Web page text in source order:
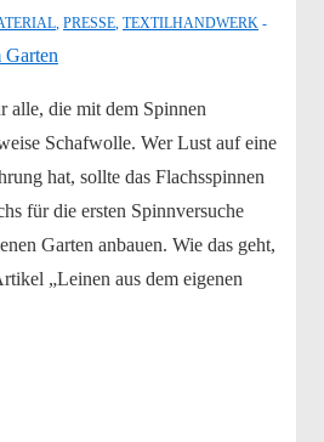
, PRESSE, TEXTILHANDWERK
alle, die mit dem Spinnen
Schafwolle. Wer Lust auf eine
hat, sollte das Flachsspinnen
für die ersten Spinnversuche
Garten anbauen. Wie das geht,
„Leinen aus dem eigenen